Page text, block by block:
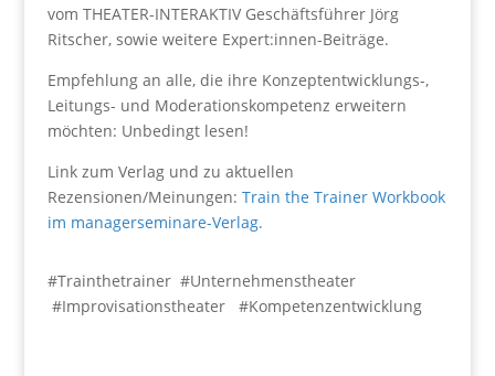
vom THEATER-INTERAKTIV Geschäftsführer Jörg
Ritscher, sowie weitere Expert:innen-Beiträge.
Empfehlung an alle, die ihre Konzeptentwicklungs-,
Leitungs- und Moderationskompetenz erweitern
möchten: Unbedingt lesen!
Link zum Verlag und zu aktuellen
Rezensionen/Meinungen: Train the Trainer Workbook
im managerseminare-Verlag.
#Trainthetrainer #Unternehmenstheater
#Improvisationstheater #Kompetenzentwicklung